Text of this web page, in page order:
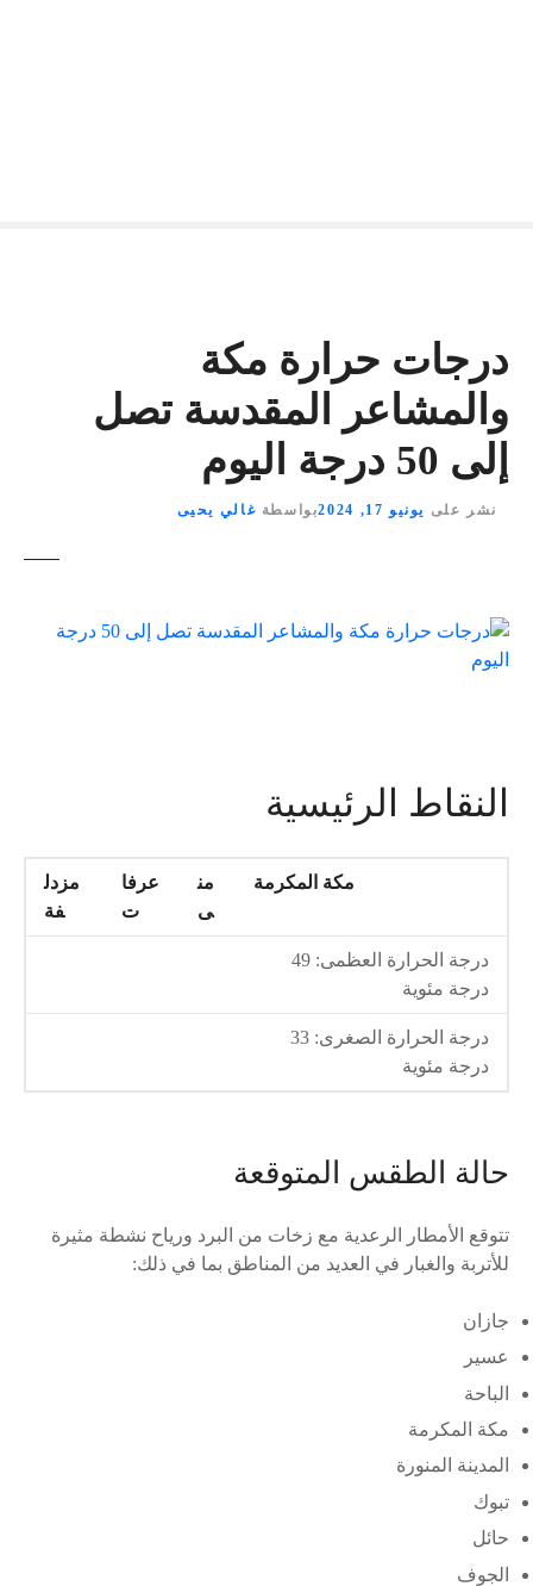
درجات حرارة مكة
والمشاعر المقدسة تصل
إلى 50 درجة اليوم
نشر على يونيو 17, 2024 بواسطة غالي يحيى
النقاط الرئيسية
مكة المكرمة
من
ى
عرفا
ت
مزدل
فة
درجة الحرارة العظمى: 49
درجة مئوية
درجة الحرارة الصغرى: 33
درجة مئوية
حالة الطقس المتوقعة
تتوقع الأمطار الرعدية مع زخات من البرد ورياح نشطة مثيرة
للأتربة والغبار في العديد من المناطق بما في ذلك:
جازان
عسير
الباحة
مكة المكرمة
المدينة المنورة
تبوك
حائل
الجوف